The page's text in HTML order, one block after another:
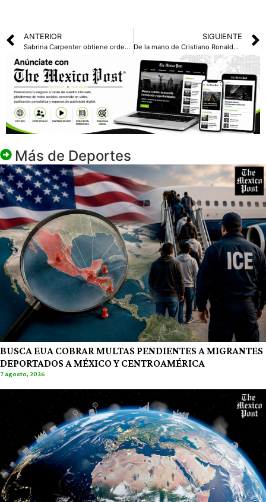
ANTERIOR
Sabrina Carpenter obtiene orden de restricción tras acoso en su domicilio
SIGUIENTE
De la mano de Cristiano Ronaldo Portugal arranca la era Mundial 2026
Más de Deportes
BUSCA EUA COBRAR MULTAS PENDIENTES A MIGRANTES
DEPORTADOS A MÉXICO Y CENTROAMÉRICA
7 agosto, 2026